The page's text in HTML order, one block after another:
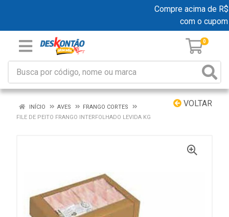
Compre acima de
com o cupom
0
VOLTAR
INÍCIO AVES
FRANGO CORTES
FILE DE PEITO FRANGO INTERFOLHADO LEVIDA KG